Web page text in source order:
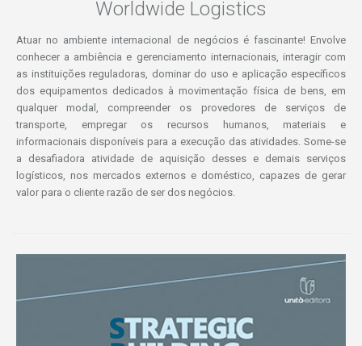
Worldwide Logistics
Atuar no ambiente internacional de negócios é fascinante! Envolve
conhecer a ambiência e gerenciamento internacionais, interagir com
as instituições reguladoras, dominar do uso e aplicação específicos
dos equipamentos dedicados à movimentação física de bens, em
qualquer modal, compreender os provedores de serviços de
transporte, empregar os recursos humanos, materiais e
informacionais disponíveis para a execução das atividades. Some-se
a desafiadora atividade de aquisição desses e demais serviços
logísticos, nos mercados externos e doméstico, capazes de gerar
valor para o cliente razão de ser dos negócios.